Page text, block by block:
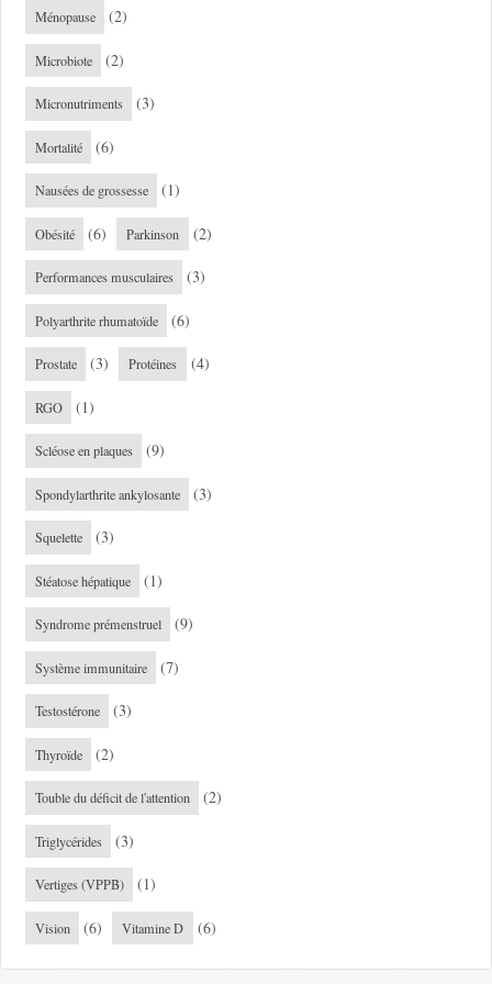
Ménopause (2)
Microbiote (2)
Micronutriments (3)
Mortalité (6)
Nausées de grossesse (1)
Obésité (6) Parkinson (2)
Performances musculaires (3)
Polyarthrite rhumatoïde (6)
Prostate (3) Protéines (4)
RGO (1)
Scléose en plaques (9)
Spondylarthrite ankylosante (3)
Squelette (3)
Stéatose hépatique (1)
Syndrome prémenstruel (9)
Système immunitaire (7)
Testostérone (3)
Thyroïde (2)
Touble du déficit de l'attention (2)
Triglycérides (3)
Vertiges (VPPB) (1)
Vision (6) Vitamine D (6)